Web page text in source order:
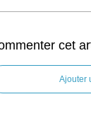
cet
Ajouter